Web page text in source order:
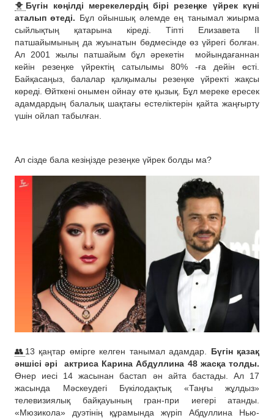
🐥 Бүгін көңілді мерекелердің бірі резеңке үйрек күні
аталып өтеді. Бұл ойыншық әлемде ең танымал жиырма
сыйлықтың қатарына кіреді. Тіпті Елизавета II
патшайымының да жуынатын бөдмесінде өз үйрегі болған.
Ал 2001 жылы патшайым бұл әрекетін
мойындағаннан
кейін резеңке үйректің сатылымы 80% -ға дейін өсті.
Байқасаңыз, балалар қалқымалы резеңке үйректі жақсы
көреді. Өйткені онымен ойнау өте қызық. Бұл мереке ересек
адамдардың балалық шақтағы естеліктерін қайта жаңғырту
үшін ойлап табылған.
Ал сізде бала кезіңізде резеңке үйрек болды ма?
👥 13 қаңтар өмірге келген танымал адамдар. Бүгін қазақ
әншісі әрі
актриса Карина Абдуллина 48 жасқа толды.
Өнер иесі 14 жасынан бастап ән айта бастады. Ал 17
жасында Мәскеудегі Бүкілодақтық «Таңғы жұлдыз»
телевизиялық байқауының гран-при иегері атанды.
«Мюзикола» дуэтінің құрамында жүріп Абдуллина Нью-